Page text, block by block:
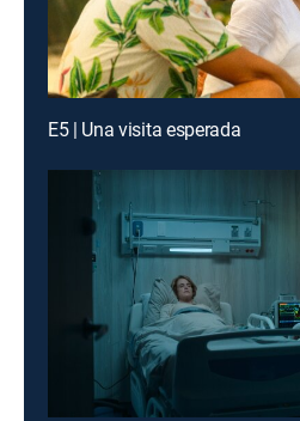
E5 | Una visita esperada